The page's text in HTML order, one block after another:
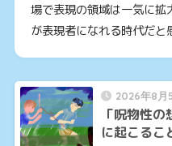
場で表現の領域は一気に拡
が表現者になれる時代だと
2026年8月
「呪物性
に起こるこ